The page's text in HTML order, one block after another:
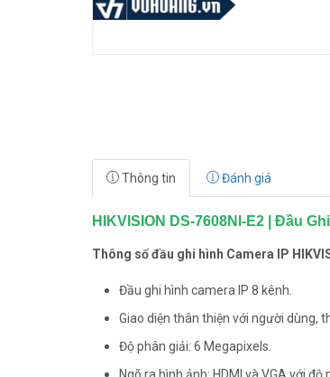
Thông tin Đánh giá
HIKVISION DS-7608NI-E2 | Đầu
Thông số đầu ghi hình Camera IP
Đầu ghi hình camera IP 8 kênh.
Giao diện thân thiện với người dùng,
Độ phân giải: 6 Megapixels.